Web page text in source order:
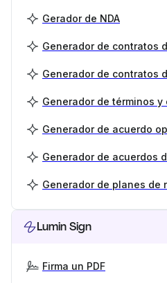
Gerador de NDA
Generador de contratos
Generador de contratos
Generador de términos y
Generador de acuerdo
Generador de acuerdos
Generador de planes de
Lumin Sign
Firma un PDF